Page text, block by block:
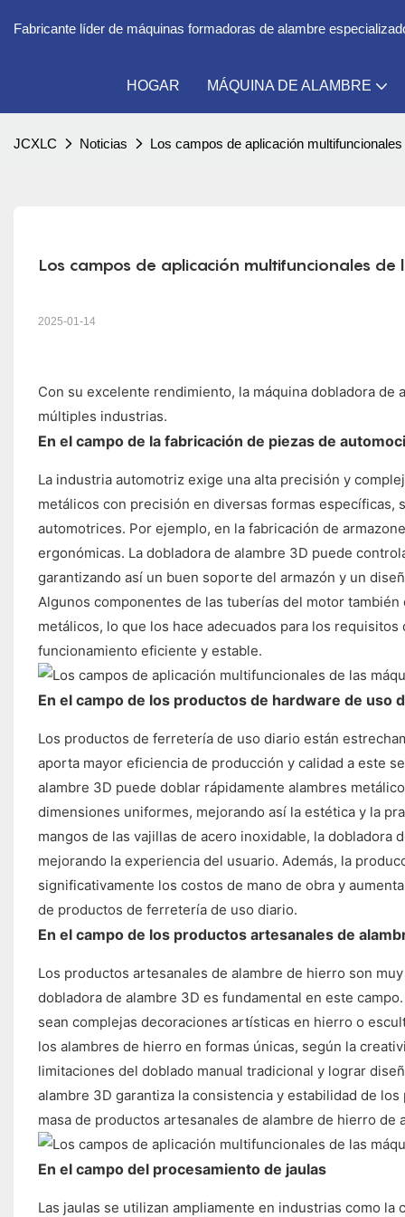
Fabricante líder de máquinas formadoras de alambre
HOGAR MÁQUINA DE ALAMBRE
JCXLC Noticias Los campos de aplicación
Los campos de aplicación multifuncionales
2025-01-14
Con su excelente rendimiento, la máquina dobladora de
múltiples industrias.
En el campo de la fabricación de piezas de
La industria automotriz exige una alta precisión y
metálicos con precisión en diversas formas específicas,
automotrices. Por ejemplo, en la fabricación de
ergonómicas. La dobladora de alambre 3D puede
garantizando así un buen soporte del armazón y un
Algunos componentes de las tuberías del motor
metálicos, lo que los hace adecuados para los
funcionamiento eficiente y estable.
En el campo de los productos de hardware de uso
Los productos de ferretería de uso diario están
aporta mayor eficiencia de producción y calidad a este
alambre 3D puede doblar rápidamente alambres
dimensiones uniformes, mejorando así la estética y la
mangos de las vajillas de acero inoxidable, la dobladora
mejorando la experiencia del usuario. Además, la
significativamente los costos de mano de obra y
de productos de ferretería de uso diario.
En el campo de los productos artesanales de
Los productos artesanales de alambre de hierro son
dobladora de alambre 3D es fundamental en este
sean complejas decoraciones artísticas en hierro o
los alambres de hierro en formas únicas, según la
limitaciones del doblado manual tradicional y lograr
alambre 3D garantiza la consistencia y estabilidad de
masa de productos artesanales de alambre de hierro de
En el campo del procesamiento de jaulas
Las jaulas se utilizan ampliamente en industrias como